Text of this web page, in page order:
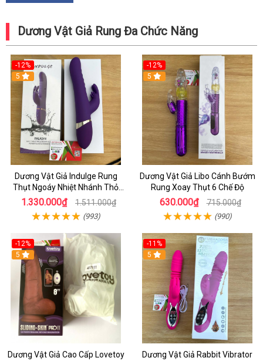
Dương Vật Giả Rung Đa Chức Năng
-12%
5
Dương Vật Giả Indulge Rung
Thụt Ngoáy Nhiệt Nhánh Thỏ
Kích Điểm G
1.330.000₫ 1.511.000₫
(993)
-12%
5
Dương Vật Giả Libo Cánh Bướm
Rung Xoay Thụt 6 Chế Độ
630.000₫ 715.000₫
(990)
-12%
5
Dương Vật Giả Cao Cấp Lovetoy
-11%
5
Dương Vật Giả Rabbit Vibrator